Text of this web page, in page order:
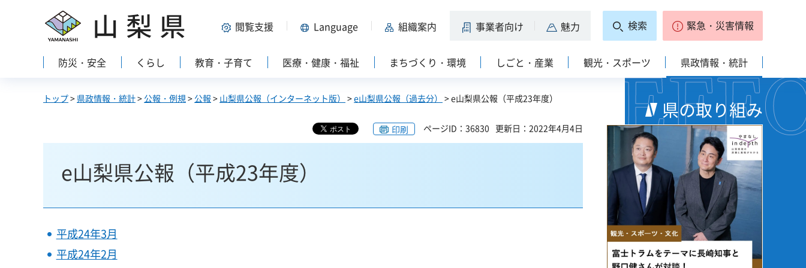
山梨県 閲覧支援 Language 組織案内 事業者向け 魅力 検索 緊急・災害情報
防災・安全 くらし 教育・子育て 医療・健康・福祉 まちづくり・環境 しごと・産業 観光・スポーツ 県政情報・統計
トップ> 県政情報・統計> 公報・例規> 公報 > 山梨県公報（インターネット版） >e山梨県公報（過去分） > e山梨県公報（平成23年度）
印刷 ページID：36830 更新日：2022年4月4日
e山梨県公報（平成23年度）
平成24年3月
平成24年2月
県の取り組み